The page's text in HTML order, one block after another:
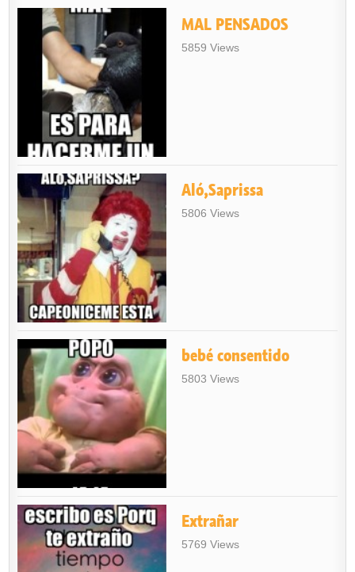
MAL PENSADOS
5859 Views
Aló,Saprissa
5806 Views
bebé consentido
5803 Views
Extrañar
5769 Views